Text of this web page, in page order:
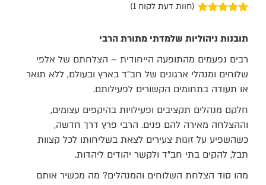
עלדירוגים של
(חוות דעת לקוח1
)
תובנות ניהוליות שלמדתי מתורת הרבי
רבים נפעמים מהתופעה הייחודית – הצלחתם של אלפי
שלוחים ומנהלי ארגונים של חב"ד בארץ ובעולם, ללא תואר
או תעודה בתחומים הקשורים לפעילותם.
חלקם מנהלים תקציבים ופעילויות בהיקפים עצומים,
וההצלחה מאירה להם פנים. הרבי פרץ דרך חדשה,
כשהשפיע על זוגות צעירים לצאת בשליחותו לכל קצוות
תבל, להקים בתי חב"ד ולקשר יהודים ליהדות.
מהו סוד הצלחת השלוחים והמנהלים? מה מכשיר אותם